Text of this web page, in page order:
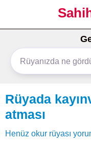
Rüyada
atması
Henüz okur rüyası